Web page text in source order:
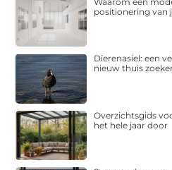
positionering van
Dierenasiel: een
nieuw thuis
Overzichtsgids
het hele jaar door